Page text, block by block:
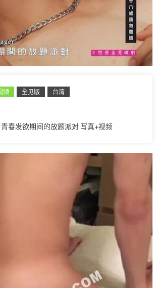
频 全见版 台湾
青春发欲期间的放题派对 写真+视频